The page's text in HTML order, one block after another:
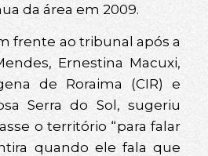
da área em 2009.
frente ao tribunal após a
Ernestina Macuxi,
de Roraima (CIR) e
Serra do Sol, sugeriu
o território “para falar
quando ele fala que